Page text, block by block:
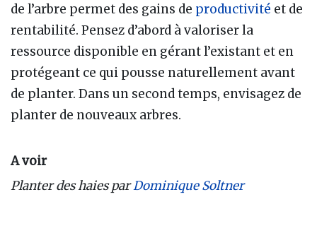
de l’arbre permet des gains de productivité et de
rentabilité. Pensez d’abord à valoriser la
ressource disponible en gérant l’existant et en
protégeant ce qui pousse naturellement avant
de planter. Dans un second temps, envisagez de
planter de nouveaux arbres.
A voir
Planter des haies parDominique Soltner